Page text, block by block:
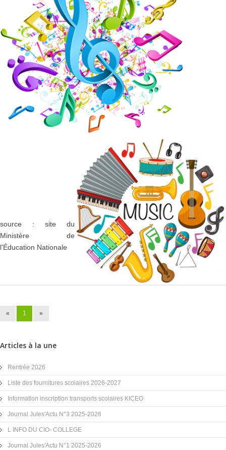
source : site du
Ministère de
l'Éducation Nationale
« 1 »
Articles à la une
Rentrée 2026
Liste des fournitures scolaires 2026-2027
Information inscription transports scolaires KICEO
Journal Jules'Actu N°3 2025-2026
L INFO DU CIO- COLLEGE
Journal Jules'Actu N°1 2025-2026